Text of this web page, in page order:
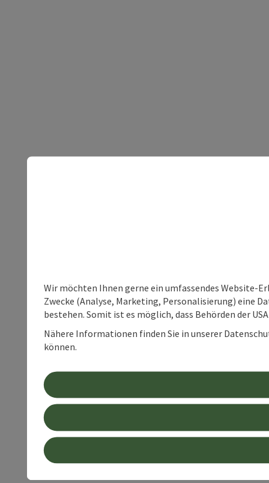
Wir möchten Ihnen gerne ein umfassendes Website-
Zwecke (Analyse, Marketing, Personalisierung) eine
bestehen. Somit ist es möglich, dass Behörden der
Nähere Informationen finden Sie in unserer
können.